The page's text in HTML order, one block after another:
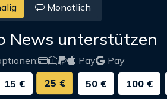
Monatlich
News unterstützen
Pay
Pay
15 € 25 € 50 € 100 €